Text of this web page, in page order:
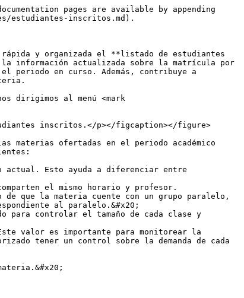
pages are available by appending
estudiantes-inscritos.md).
rápida y organizada el **listado de estudiantes
información actualizada sobre la matrícula por
periodo en curso. Además, contribuye a
dirigimos al menú <mark
inscritos.</p></figcaption></figure>
materias ofertadas en el periodo académico
actual. Esto ayuda a diferenciar entre
el mismo horario y profesor.
que la materia cuente con un grupo paralelo,
al paralelo.&#x20;
para controlar el tamaño de cada clase y
valor es importante para monitorear la
tener un control sobre la demanda de cada